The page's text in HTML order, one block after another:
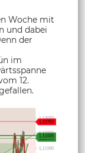
Woche mit
und dabei
der
im
12.